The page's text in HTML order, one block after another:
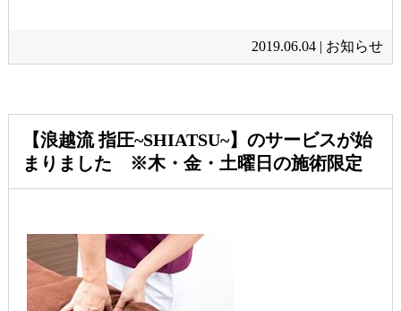
2019.06.04 | お知らせ
【浪越流 指圧~SHIATSU~】のサービスが始
まりました ※木・金・土曜日の施術限定